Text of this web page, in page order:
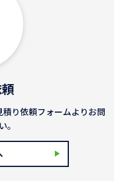
り依頼フォームよりお問
。